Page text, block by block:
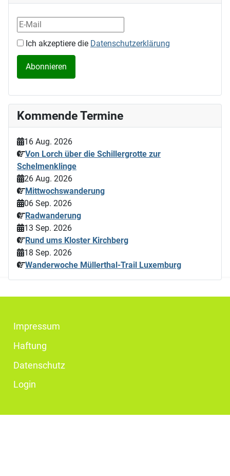
Ich akzeptiere die Datenschutzerklärung
Kommende Termine
16 Aug. 2026
Von Lorch über die Schillergrotte zur
Schelmenklinge
26 Aug. 2026
Mittwochswanderung
06 Sep. 2026
Radwanderung
13 Sep. 2026
Rund ums Kloster Kirchberg
18 Sep. 2026
Wanderwoche Müllerthal-Trail Luxemburg
Impressum
Haftung
Datenschutz
Login